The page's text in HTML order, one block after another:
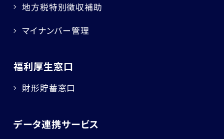
地方税特別徴収補助
マイナンバー管理
福利厚生窓口
財形貯蓄窓口
データ連携サービス